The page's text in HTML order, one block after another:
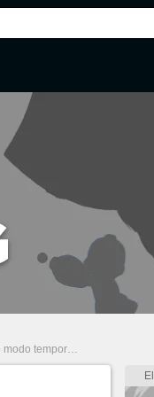
en cazarrecompensas